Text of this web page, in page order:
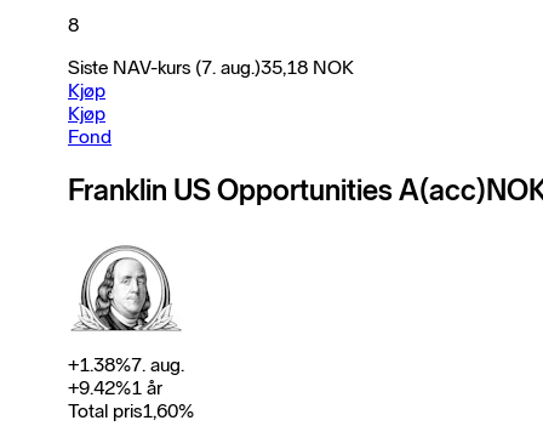
8
Siste NAV-kurs (7. aug.)35,18 NOK
Kjøp
Kjøp
Fond
Franklin US Opportunities
+1.38%7. aug.
+9.42%1 år
Total pris1,60%